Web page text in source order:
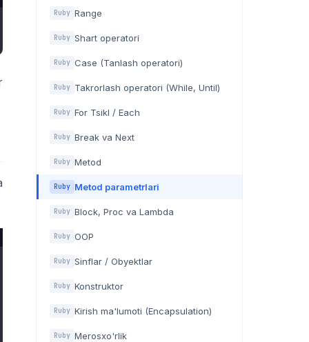
Ruby Range
Ruby Shart operatori
Ruby Case (Tanlash operatori)
Ruby Takrorlash operatori (While, Until)
Ruby For Tsikl / Each
Ruby Break va Next
Ruby Metod
Ruby Metod parametrlari
Ruby Block, Proc va Lambda
Ruby OOP
Ruby Sinflar / Obyektlar
Ruby Konstruktor
Ruby Kirish ma'lumoti (Encapsulation)
Ruby Merosxo'rlik